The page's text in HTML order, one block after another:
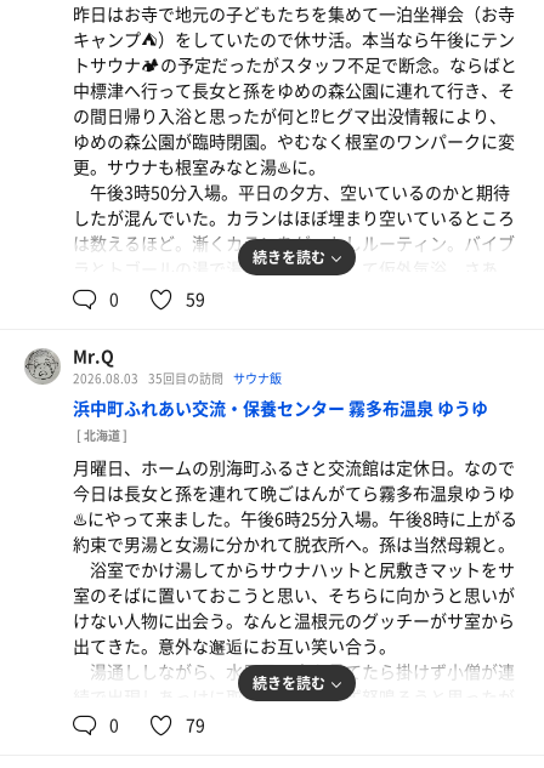
昨日はお寺で地元の子どもたちを集めて一泊坐禅会（お寺
キャンプ⛺️）をしていたので休サ活。本当なら午後にテン
トサウナ🏕️の予定だったがスタッフ不足で断念。ならばと
中標津へ行って長女と孫をゆめの森公園に連れて行き、そ
の間日帰り入浴と思ったが何と⁉️ヒグマ出没情報により、
ゆめの森公園が臨時閉園。やむなく根室のワンパークに変
更。サウナも根室みなと湯♨️に。
午後3時50分入場。平日の夕方、空いているのかと期待
したが混んでいた。カランはほぼ埋まり空いているところ
は数えるほど。漸くカランをゲットしルーティン。バイブ
ラとトゴールの湯で湯通し。水通しして仮外気浴。さあ、
サウナ！っとサ室の扉🚪を開けるとポンッと目の前の上段
オーライ！
サウナ 12分 14分 15分
水風呂 2分×3
外気浴 5分×3
何か病気が隠れているのか？先日剃髪、髭剃り🪒をして
からカミソリ負けして頭ともみあげ、アゴ、口の周りが肌
荒れして赤いプツプツが出来てヒリヒリして痛い。こんな
ことは初めてのことなので暫く様子を見て病院で検査して
もらおう。
ワンパークで遊んでいる長女と孫を迎えに行く約束の時
間が午後6時なので残念ながら3セットで終了☑️
この後次女夫婦と合流して焼肉屋へ行ってサ飯の予定。
親父の脛はまだまだ健在だ❗️
続きを読む
0 59
Mr.Q
2026.08.03 35回目の訪問 サウナ飯
浜中町ふれあい交流・保養センター 霧多布温泉 ゆうゆ
[ 北海道 ]
月曜日、ホームの別海町ふるさと交流館は定休日。なので
今日は長女と孫を連れて晩ごはんがてら霧多布温泉ゆうゆ
♨️にやって来ました。午後6時25分入場。午後8時に上がる
約束で男湯と女湯に分かれて脱衣所へ。孫は当然母親と。
浴室でかけ湯してからサウナハットと尻敷きマットをサ
室のそばに置いておこうと思い、そちらに向かうと思いが
けない人物に出会う。なんと温根元のグッチーがサ室から
出てきた。意外な邂逅にお互い笑い合う。
湯通ししながら、水風呂の方を見てたら掛けず小僧が連
続で出現しあっけに取られる。思わず怒鳴ろうと思ったが
ここではビジターなのでサウナ警察出動せず。ここは自分
続きを読む
0 79